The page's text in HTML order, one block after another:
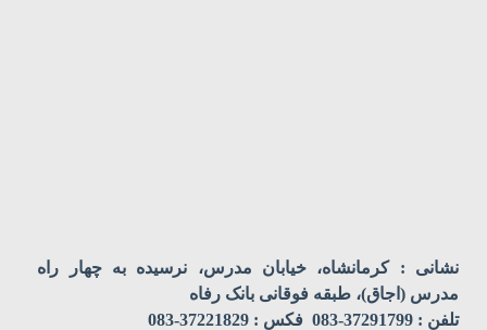
نشانی : کرمانشاه، خیابان مدرس، نرسیده به چهار راه
مدرس (اجاق)، طبقه فوقانی بانک رفاه
تلفن : 37291799-083 فکس : 37221829-083